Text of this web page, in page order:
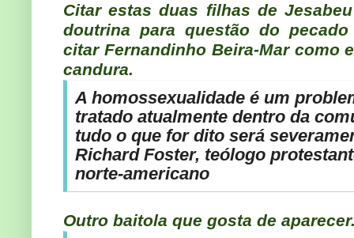
Citar estas duas filhas de
doutrina para questão do
citar Fernandinho Beira-Mar como
candura.
A homossexualidade é um
tratado atualmente dentro da
tudo o que for dito será
Richard Foster, teólogo
norte-americano
Outro baitola que gosta de